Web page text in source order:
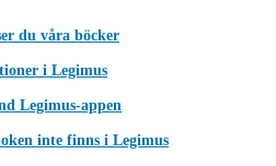
du våra böcker
i Legimus
Legimus-appen
inte finns i Legimus